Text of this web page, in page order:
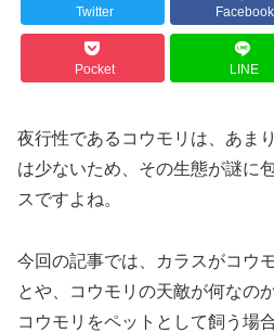
Twitter Facebook
Pocket LINE
夜行性であるコウモリは、あま
は少ないため、その生態が謎に
スですよね。
今回の記事では、カラスがコウ
とや、コウモリの天敵が何なの
コウモリをペットとして飼う場